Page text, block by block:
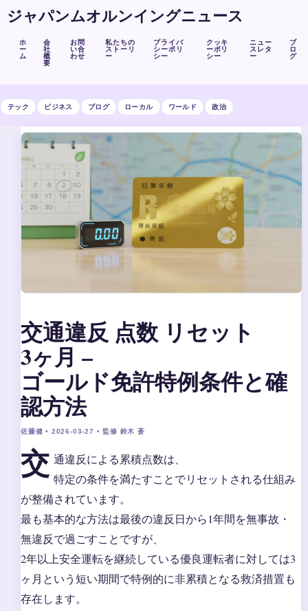
ジャパンムオルンイングニュース
ホ
ー
ム
会
社
概
要
お問
い合
わせ
私たちの
ストーリ
ー
プライバ
シーポリ
シー
クッキ
ーポリ
シー
ニュー
スレタ
ー
ブ
ロ
グ
テック ビジネス ブログ ローカル ワールド 政治
交通違反 点数 リセット
3ヶ月 –
ゴールド免許特例条件と確
認方法
佐藤健 • 2026-03-27 • 監修 鈴木 蒼
交 通違反による累積点数は、
特定の条件を満たすことでリセットされる仕組み
が整備されています。
最も基本的な方法は最後の違反日から1年間を無事故・
無違反で過ごすことですが、
2年以上安全運転を継続している優良運転者に対しては3
ヶ月という短い期間で特例的に非累積となる救済措置も
存在します。